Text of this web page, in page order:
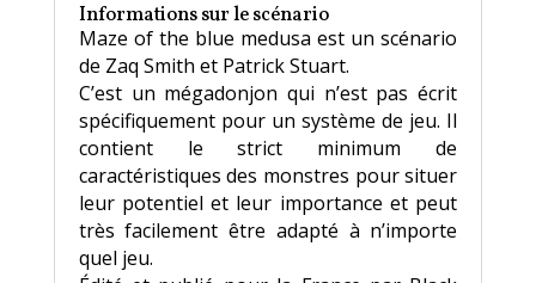
Informations sur le scénario
Maze of the blue medusa est un scénario
de Zaq Smith et Patrick Stuart.
C’est un mégadonjon qui n’est pas écrit
spécifiquement pour un système de jeu. Il
contient le strict minimum de
caractéristiques des monstres pour situer
leur potentiel et leur importance et peut
très facilement être adapté à n’importe
quel jeu.